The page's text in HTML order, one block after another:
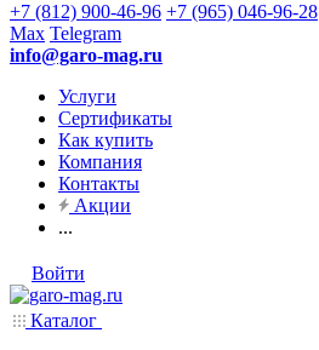
+7 (812) 900-46-96 +7 (965) 046-96-28
Max Telegram
info@garo-mag.ru
Услуги
Сертификаты
Как купить
Компания
Контакты
Акции
...
Войти
Каталог